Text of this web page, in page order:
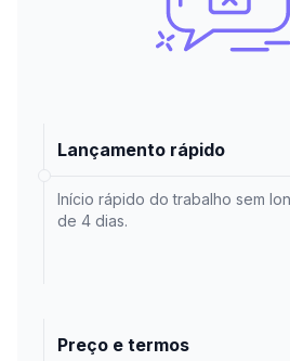
Lançamento rápido
Início rápido do trabalho sem
de 4 dias.
Preço e termos